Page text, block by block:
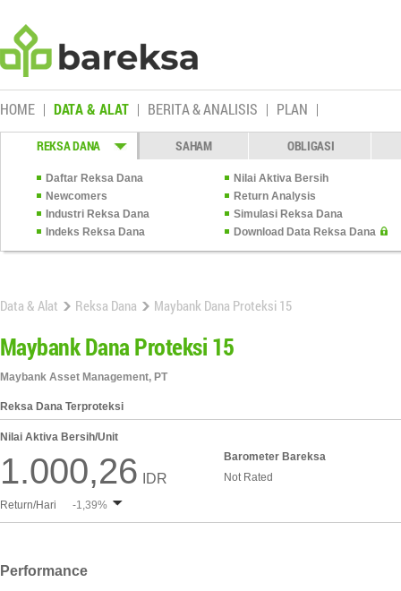
HOME DATA & ALAT BERITA & ANALISIS PLAN
REKSA DANA SAHAM OBLIGASI
Daftar Reksa Dana
Nilai Aktiva Bersih
Newcomers
Return Analysis
Industri Reksa Dana
Simulasi Reksa Dana
Indeks Reksa Dana
Download Data Reksa Dana
Data & Alat Reksa Dana Maybank Dana Proteksi 15
Maybank Dana Proteksi 15
Maybank Asset Management, PT
Reksa Dana Terproteksi
Nilai Aktiva Bersih/Unit
1.000,26 IDR
Barometer Bareksa
Not Rated
Return/Hari -1,39%
Performance